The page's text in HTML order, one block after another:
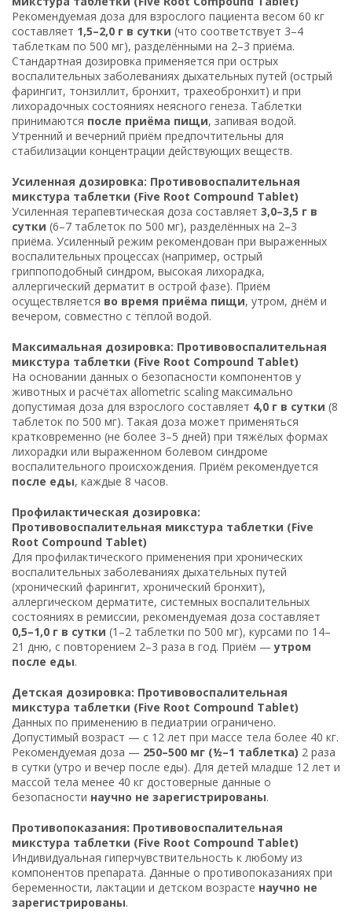
Рекомендуемая доза для взрослого пациента весом 60 кг
составляет 1,5–2,0 г в сутки (что соответствует 3–4
таблеткам по 500 мг), разделёнными на 2–3 приёма.
Стандартная дозировка применяется при острых
воспалительных заболеваниях дыхательных путей (острый
фарингит, тонзиллит, бронхит, трахеобронхит) и при
лихорадочных состояниях неясного генеза. Таблетки
принимаются после приёма пищи, запивая водой.
Утренний и вечерний приём предпочтительны для
стабилизации концентрации действующих веществ.
Усиленная дозировка: Противовоспалительная
микстура таблетки (Five Root Compound Tablet)
Усиленная терапевтическая доза составляет 3,0–3,5 г в
сутки (6–7 таблеток по 500 мг), разделённых на 2–3
приёма. Усиленный режим рекомендован при выраженных
воспалительных процессах (например, острый
гриппоподобный синдром, высокая лихорадка,
аллергический дерматит в острой фазе). Приём
осуществляется во время приёма пищи, утром, днём и
вечером, совместно с тёплой водой.
Максимальная дозировка: Противовоспалительная
микстура таблетки (Five Root Compound Tablet)
На основании данных о безопасности компонентов у
животных и расчётах allometric scaling максимально
допустимая доза для взрослого составляет 4,0 г в сутки (8
таблеток по 500 мг). Такая доза может применяться
кратковременно (не более 3–5 дней) при тяжёлых формах
лихорадки или выраженном болевом синдроме
воспалительного происхождения. Приём рекомендуется
после еды, каждые 8 часов.
Профилактическая дозировка:
Противовоспалительная микстура таблетки (Five
Root Compound Tablet)
Для профилактического применения при хронических
воспалительных заболеваниях дыхательных путей
(хронический фарингит, хронический бронхит),
аллергическом дерматите, системных воспалительных
состояниях в ремиссии, рекомендуемая доза составляет
0,5–1,0 г в сутки (1–2 таблетки по 500 мг), курсами по 14–
21 дню, с повторением 2–3 раза в год. Приём —утром
после еды.
Детская дозировка: Противовоспалительная
микстура таблетки (Five Root Compound Tablet)
Данных по применению в педиатрии ограничено.
Допустимый возраст — с 12 лет при массе тела более 40 кг.
Рекомендуемая доза — 250–500 мг (½–1 таблетка) 2 раза
в сутки (утро и вечер после еды). Для детей младше 12 лет и
массой тела менее 40 кг достоверные данные о
безопасности научно не зарегистрированы.
Противопоказания: Противовоспалительная
микстура таблетки (Five Root Compound Tablet)
Индивидуальная гиперчувствительность к любому из
компонентов препарата. Данные о противопоказаниях при
беременности, лактации и детском возрасте научно не
зарегистрированы.